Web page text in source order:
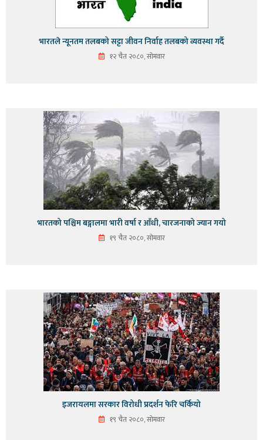
भारतले न्यूनतम तलबको सट्टा जीवन निर्वाह तलबको व्यवस्था गर्दै
१२ चैत २०८०, सोमवार
भारतको पश्चिम बङ्गालमा भारी वर्षा र आँधी, चारजनाको ज्यान गयो
१९ चैत २०८०, सोमवार
इजरायलमा सरकार विरोधी प्रदर्शन फेरि चर्कियो
१९ चैत २०८०, सोमवार